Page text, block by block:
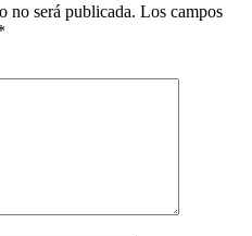
no será publicada. Los campos